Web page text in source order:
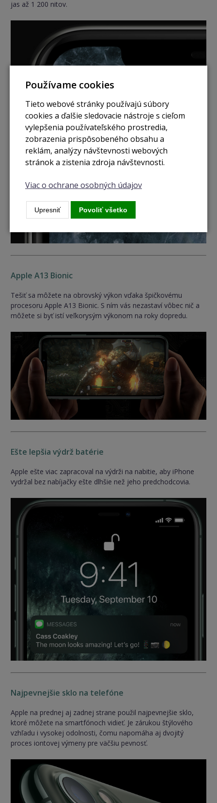
jas až 1 200 nitov.
Apple A13 Bionic
Tešiť sa môžete na obrovský výkon vďaka špičkovému
procesoru Apple A13 Bionic. S ním vás nezastaví vôbec nič a
môžete si byť istí veľkorysým výkonom na roky dopredu.
Ešte lepšia výdrž batérie
Apple ešte viac zapracoval na výdrži na nabitie, aby iPhone
vydržal bez nabíjačky ešte dlhšie než jeho predchodcovia.
Najpevnejšie sklo na telefóne
Apple na prednej aj zadnej strane použil najpevnejšie sklo,
ktoré môžete na smartfónoch vidieť. Je zárukou štýlového
vzhľadu i vysokej odolnosti, čomu napomáha aj dvojitý
proces iontovej výmeny pre väčšiu pevnosť.
Používame cookies
Tieto webové stránky používajú súbory
cookies a ďalšie sledovacie nástroje s cieľom
vylepšenia používateľského prostredia,
zobrazenia prispôsobeného obsahu a
reklám, analýzy návštevnosti webových
stránok a zistenia zdroja návštevnosti.
Viac o ochrane osobných údajov
Upresniť Povoliť všetko